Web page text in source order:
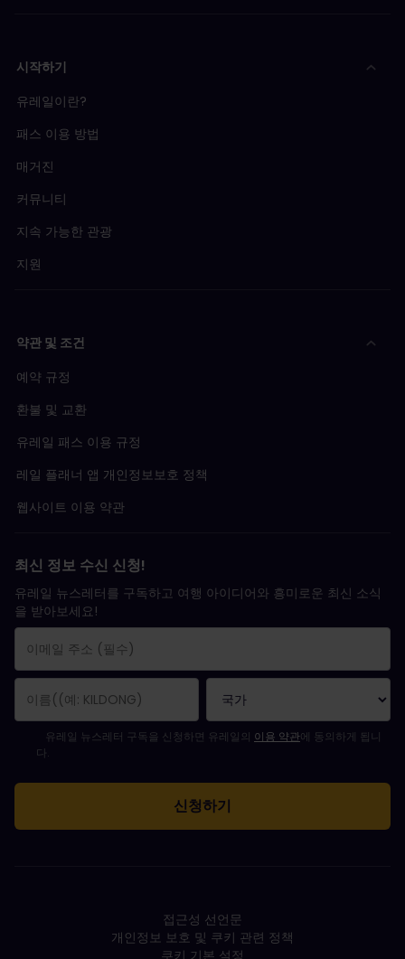
시작하기
유레일이란?
패스 이용 방법
매거진
커뮤니티
지속 가능한 관광
지원
약관 및 조건
예약 규정
환불 및 교환
유레일 패스 이용 규정
레일 플래너 앱 개인정보보호 정책
웹사이트 이용 약관
최신 정보 수신 신청!
유레일 뉴스레터를 구독하고 여행 아이디어와 흥미로운 최신 소식
을 받아보세요!
구독 신청이 완료되었습니다.
이메일 주소는 필수 항목입니다.
유효하지 않은 이메일 주소입니다!
뉴스레터를 구독하는 중 오류가 발생했습니다. 나중에 다시 시도해 주세요.
귀하는 이미 이 뉴스레터를 구독했습니다!
뉴스레터 구독을 위해서는 이용 약관에 동의하셔야 합니다.
유레일 뉴스레터 구독을 신청하면 유레일의 이용 약관에 동의하게 됩니
다.
접근성 선언문
개인정보 보호 및 쿠키 관련 정책
쿠키 기본 설정